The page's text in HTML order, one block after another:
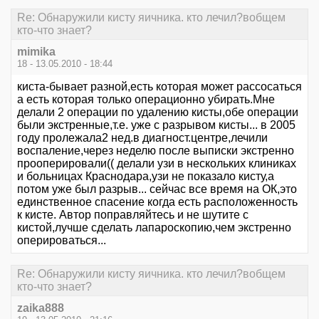
Re: Обнаружили кисту яичника. кто лечил?вобщем
кто-что знает?
mimika
18 - 13.05.2010 - 18:44
киста-бывает разной,есть которая может рассосаться
а есть которая только операционно убирать.Мне
делали 2 операции по удалению кисты,обе операции
были экстренные,т.е. уже с разрывом кисты... в 2005
году пролежала2 нед.в диагност.центре,лечили
воспаление,через неделю после выписки экстренно
прооперировали(( делали узи в нескольких клиниках
и больницах Краснодара,узи не показало кисту,а
потом уже был разрыв... сейчас все время на ОК,это
единственное спасение когда есть расположенность
к кисте. Автор поправляйтесь и не шутите с
кистой,лучше сделать лапароскопию,чем экстренно
оперироваться...
Re: Обнаружили кисту яичника. кто лечил?вобщем
кто-что знает?
zaika888